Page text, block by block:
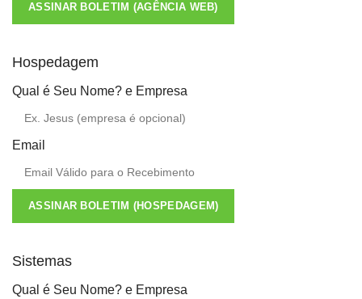
ASSINAR BOLETIM (AGÊNCIA WEB)
Hospedagem
Qual é Seu Nome? e Empresa
Email
ASSINAR BOLETIM (HOSPEDAGEM)
Sistemas
Qual é Seu Nome? e Empresa